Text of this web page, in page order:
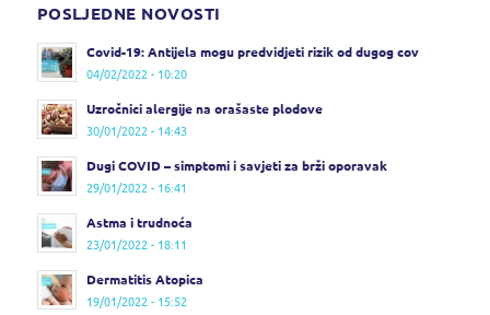
POSLJEDNE NOVOSTI
Covid-19: Antijela mogu predvidjeti rizik od dugog cov
04/02/2022 - 10:20
Uzročnici alergije na orašaste plodove
30/01/2022 - 14:43
Dugi COVID – simptomi i savjeti za brži oporavak
29/01/2022 - 16:41
Astma i trudnoća
23/01/2022 - 18:11
Dermatitis Atopica
19/01/2022 - 15:52